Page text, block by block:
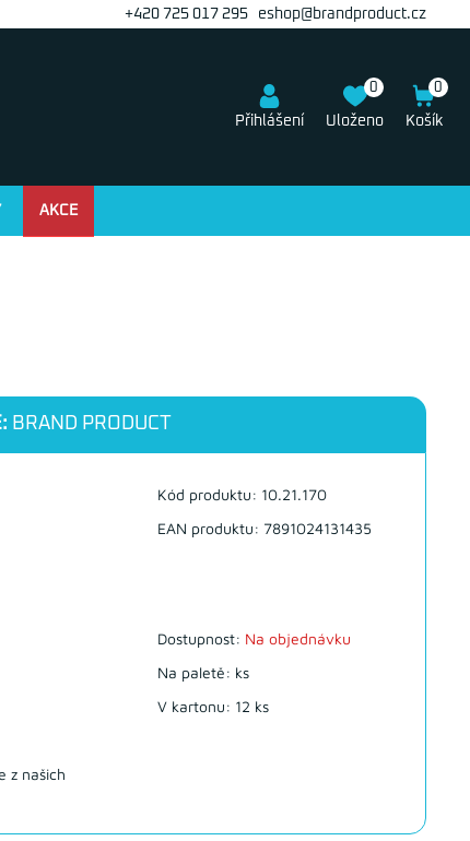
+420 725 017 295 eshop@brandproduct.cz
Přihlášení Uloženo
0 0
Košík
AKCE
BRAND PRODUCT
Kód produktu: 10.21.170
EAN produktu: 7891024131435
Dostupnost: Na objednávku
Na paletě: ks
V kartonu: 12 ks
z našich